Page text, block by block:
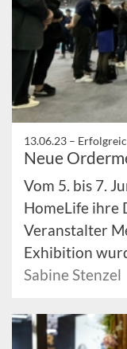
13.06.23 –
Neue
Vom 5. bis 7.
HomeLife ihre
Veranstalter
Exhibition
Sabine Stenzel